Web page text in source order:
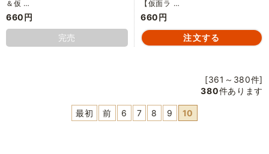
＆仮 …
660円
完売
【仮面ラ …
660円
[361～380件]
380件あります
最初 前 6 7 8 9 10